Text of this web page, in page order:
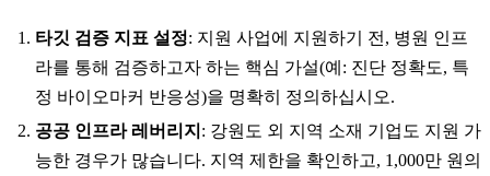
타깃 검증 지표 설정: 지원 사업에 지원하기 전, 병원 인프
라를 통해 검증하고자 하는 핵심 가설(예: 진단 정확도, 특
정 바이오마커 반응성)을 명확히 정의하십시오.
공공 인프라 레버리지 : 강원도 외 지역 소재 기업도 지원 가
능한 경우가 많습니다. 지역 제한을 확인하고, 1,000만 원의